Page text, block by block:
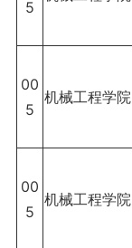
5
00
5
机械工程学院
00
5
机械工程学院